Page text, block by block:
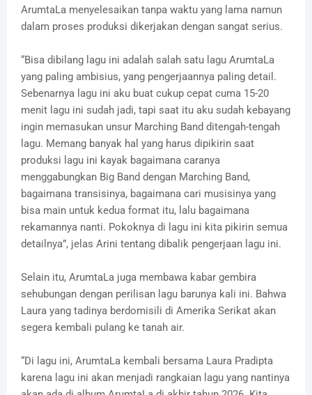
ArumtaLa menyelesaikan tanpa waktu yang lama namun
dalam proses produksi dikerjakan dengan sangat serius.
“Bisa dibilang lagu ini adalah salah satu lagu ArumtaLa
yang paling ambisius, yang pengerjaannya paling detail.
Sebenarnya lagu ini aku buat cukup cepat cuma 15-20
menit lagu ini sudah jadi, tapi saat itu aku sudah kebayang
ingin memasukan unsur Marching Band ditengah-tengah
lagu. Memang banyak hal yang harus dipikirin saat
produksi lagu ini kayak bagaimana caranya
menggabungkan Big Band dengan Marching Band,
bagaimana transisinya, bagaimana cari musisinya yang
bisa main untuk kedua format itu, lalu bagaimana
rekamannya nanti. Pokoknya di lagu ini kita pikirin semua
detailnya”, jelas Arini tentang dibalik pengerjaan lagu ini.
Selain itu, ArumtaLa juga membawa kabar gembira
sehubungan dengan perilisan lagu barunya kali ini. Bahwa
Laura yang tadinya berdomisili di Amerika Serikat akan
segera kembali pulang ke tanah air.
“Di lagu ini, ArumtaLa kembali bersama Laura Pradipta
karena lagu ini akan menjadi rangkaian lagu yang nantinya